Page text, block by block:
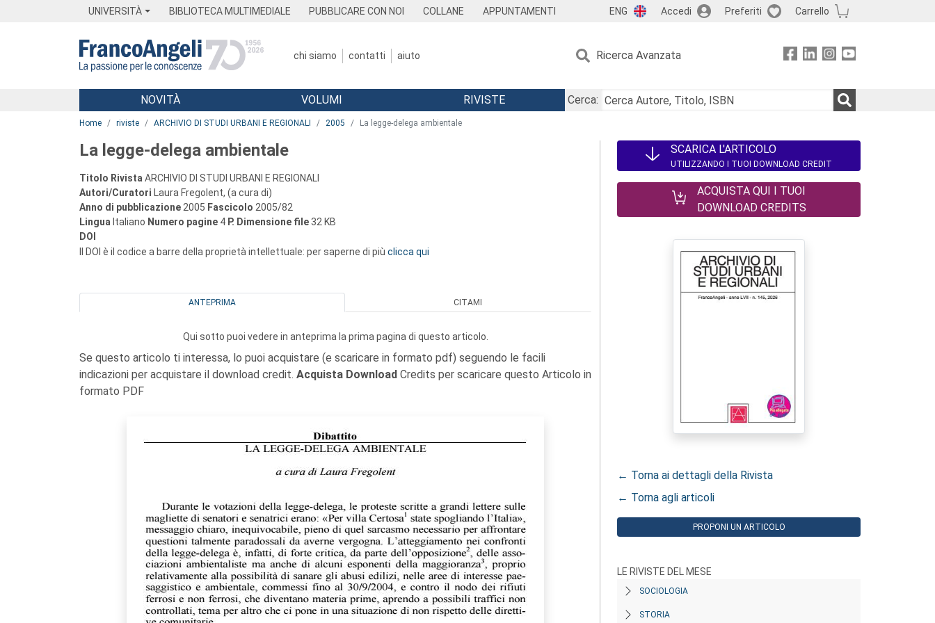
UNIVERSITÀ BIBLIOTECA MULTIMEDIALE PUBBLICARE CON NOI COLLANE APPUNTAMENTI ENG Accedi Preferiti Carrello
chi siamo contatti aiuto Ricerca Avanzata
Menu
NOVITÀ VOLUMI RIVISTE
Cerca:
Home riviste ARCHIVIO DI STUDI URBANI E REGIONALI 2005 La legge-delega ambientale
La legge-delega ambientale
Titolo Rivista ARCHIVIO DI STUDI URBANI E REGIONALI
Autori/Curatori Laura Fregolent, (a cura di)
Anno di pubblicazione 2005 Fascicolo 2005/82
Lingua Italiano Numero pagine 4 P. Dimensione file 32 KB
DOI
Il DOI è il codice a barre della proprietà intellettuale: per saperne di più clicca qui
ANTEPRIMA CITAMI
Qui sotto puoi vedere in anteprima la prima pagina di questo articolo.
Se questo articolo ti interessa, lo puoi acquistare (e scaricare in formato pdf) seguendo le facili
indicazioni per acquistare il download credit. Acquista Download Credits per scaricare questo Articolo in
formato PDF
SCARICA L'ARTICOLO
UTILIZZANDO I TUOI DOWNLOAD CREDIT
ACQUISTA QUI I TUOI
DOWNLOAD CREDITS
← Torna ai dettagli della Rivista
← Torna agli articoli
PROPONI UN ARTICOLO
LE RIVISTE DEL MESE
SOCIOLOGIA
STORIA